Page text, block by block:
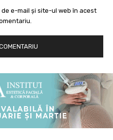
e-mail și site-ul web în acest